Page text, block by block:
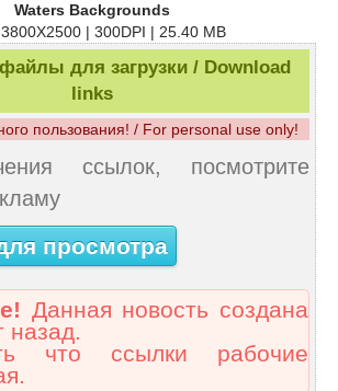
Waters Backgrounds
| 300DPI | 25.40 MB
для загрузки / Download
links
пользования! / For personal use only!
ссылок, посмотрите
просмотра
Данная новость создана
назад.
что ссылки рабочие